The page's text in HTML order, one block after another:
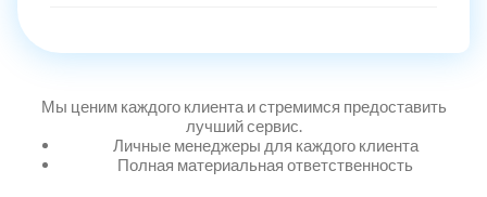
Мы ценим каждого клиента и стремимся предоставить
лучший сервис.
Личные менеджеры для каждого клиента
Полная материальная ответственность
Выберите город: